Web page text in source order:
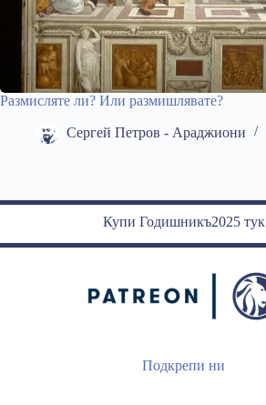
Размисляте ли? Или размишлявате?
Сергей Петров - Араджиони
Купи Годишникъ2025 тук
Подкрепи ни